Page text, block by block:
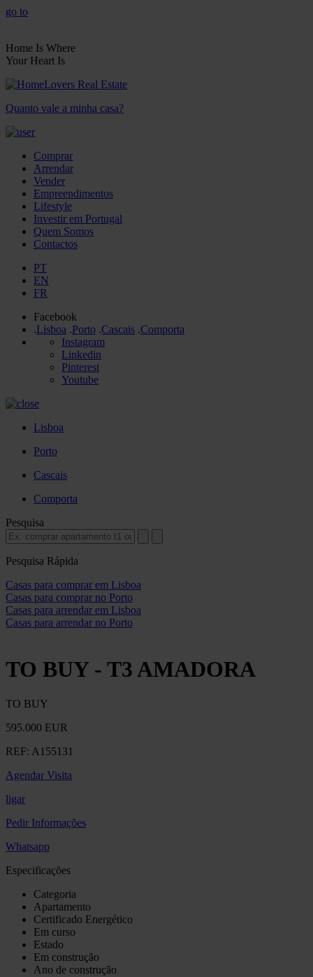
go to
Home Is Where
Your Heart Is
Quanto vale a minha casa?
Comprar
Arrendar
Vender
Empreendimentos
Lifestyle
Investir em Portugal
Quem Somos
Contactos
PT
EN
FR
Facebook
.Lisboa .Porto .Cascais .Comporta
Instagram
Linkedin
Pinterest
Youtube
Lisboa
Porto
Cascais
Comporta
Pesquisa
Pesquisa Rápida
Casas para comprar em Lisboa
Casas para comprar no Porto
Casas para arrendar em Lisboa
Casas para arrendar no Porto
TO BUY - T3 AMADORA
TO BUY
595.000 EUR
REF: A155131
Agendar Visita
ligar
Pedir Informações
Whatsapp
Especificações
Categoria
Apartamento
Certificado Energético
Em curso
Estado
Em construção
Ano de construção